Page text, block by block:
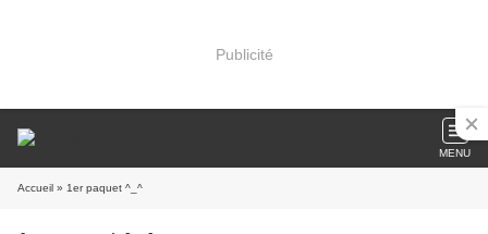
Publicité
MENU
Accueil » 1er paquet ^_^